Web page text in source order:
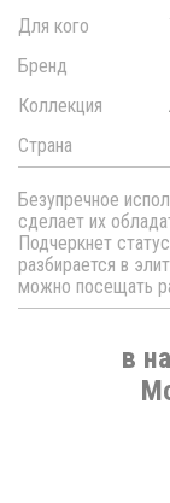
Для кого
Бренд
Коллекция
Страна
Безупречное
сделает их
Подчеркнет
разбирается в
можно посещать
в